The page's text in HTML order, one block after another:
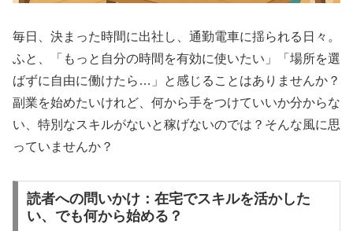
毎日、決まった時間に出社し、通勤電車に揺られる日々。
ふと、「もっと自分の時間を有効に使いたい」「場所を選
ばずに自由に働けたら…」と感じることはありませんか？
副業を始めたいけれど、何から手をつけていいか分からな
い、特別なスキルがないと稼げないのでは？そんな風に思
っていませんか？
読者への問いかけ：在宅でスキルを活かした
い、でも何から始める？